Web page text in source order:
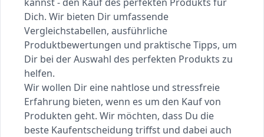
Dich. Wir bieten Dir umfassende
Vergleichstabellen, ausführliche
Produktbewertungen und praktische Tipps, um
Dir bei der Auswahl des perfekten Produkts zu
helfen.
Wir wollen Dir eine nahtlose und stressfreie
Erfahrung bieten, wenn es um den Kauf von
Produkten geht. Wir möchten, dass Du die
beste Kaufentscheidung triffst und dabei auch